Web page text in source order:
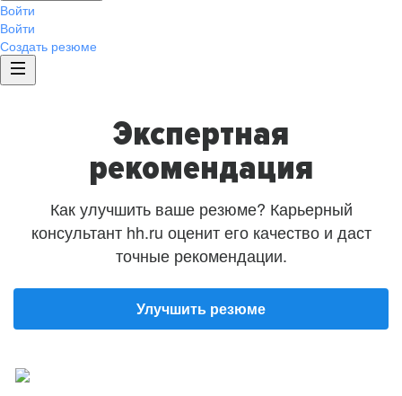
Войти
Войти
Создать резюме
Экспертная
рекомендация
Как улучшить ваше резюме? Карьерный
консультант hh.ru оценит его качество и даст
точные рекомендации.
Улучшить резюме